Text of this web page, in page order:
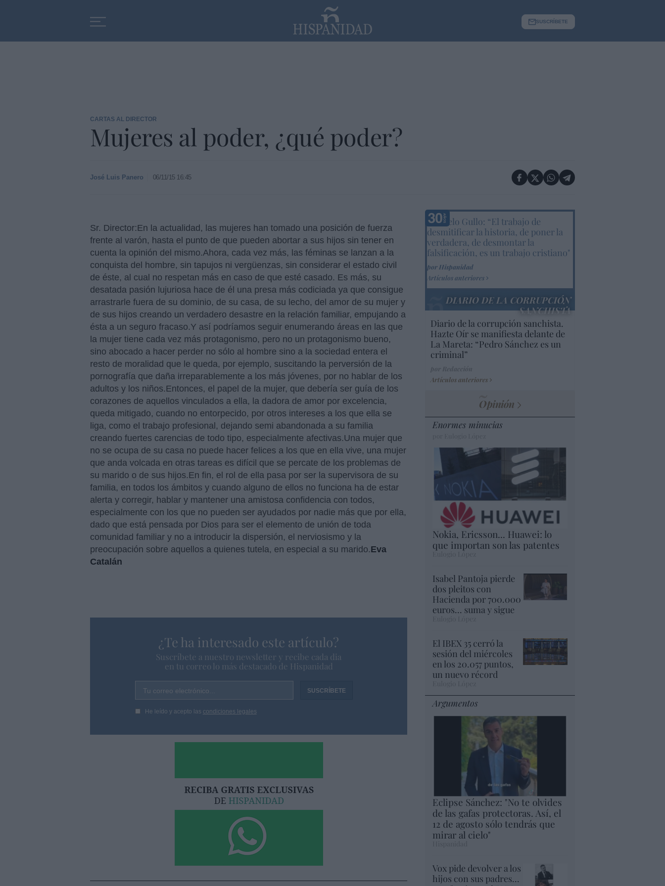
SUSCRÍBETE
CARTAS AL DIRECTOR
Mujeres al poder, ¿qué poder?
José Luis Panero 06/11/15 16:45
Sr. Director:En la actualidad, las mujeres han tomado una posición de fuerza
frente al varón, hasta el punto de que pueden abortar a sus hijos sin tener en
cuenta la opinión del mismo.Ahora, cada vez más, las féminas se lanzan a la
conquista del hombre, sin tapujos ni vergüenzas, sin considerar el estado civil
de éste, al cual no respetan más en caso de que esté casado. Es más, su
desatada pasión lujuriosa hace de él una presa más codiciada ya que consigue
arrastrarle fuera de su dominio, de su casa, de su lecho, del amor de su mujer y
de sus hijos creando un verdadero desastre en la relación familiar, empujando a
ésta a un seguro fracaso.Y así podríamos seguir enumerando áreas en las que
la mujer tiene cada vez más protagonismo, pero no un protagonismo bueno,
sino abocado a hacer perder no sólo al hombre sino a la sociedad entera el
resto de moralidad que le queda, por ejemplo, suscitando la perversión de la
pornografía que daña irreparablemente a los más jóvenes, por no hablar de los
adultos y los niños.Entonces, el papel de la mujer, que debería ser guía de los
corazones de aquellos vinculados a ella, la dadora de amor por excelencia,
queda mitigado, cuando no entorpecido, por otros intereses a los que ella se
liga, como el trabajo profesional, dejando semi abandonada a su familia
creando fuertes carencias de todo tipo, especialmente afectivas.Una mujer que
no se ocupa de su casa no puede hacer felices a los que en ella vive, una mujer
que anda volcada en otras tareas es difícil que se percate de los problemas de
su marido o de sus hijos.En fin, el rol de ella pasa por ser la supervisora de su
familia, en todos los ámbitos y cuando alguno de ellos no funciona ha de estar
alerta y corregir, hablar y mantener una amistosa confidencia con todos,
especialmente con los que no pueden ser ayudados por nadie más que por ella,
dado que está pensada por Dios para ser el elemento de unión de toda
comunidad familiar y no a introducir la dispersión, el nerviosismo y la
preocupación sobre aquellos a quienes tutela, en especial a su marido.Eva
Catalán
¿Te ha interesado este artículo?
Suscríbete a nuestro newsletter y recibe cada dia
en tu correo lo más destacado de Hispanidad
Tu correo electrónico...
He leído y acepto las condiciones legales
Marcelo Gullo: “El trabajo de
desmitificar la historia, de poner la
verdadera, de desmontar la
falsificación, es un trabajo cristiano"
por Hispanidad
Artículos anteriores
DIARIO DE LA CORRUPCIÓN
SANCHISTA
Diario de la corrupción sanchista.
Hazte Oír se manifiesta delante de
La Mareta: “Pedro Sánchez es un
criminal”
Artículos anteriores
Opinión
Enormes minucias
Nokia, Ericsson... Huawei: lo
que importan son las patentes
Eulogio López
Isabel Pantoja pierde
dos pleitos con
Hacienda por 700.000
euros... suma y sigue
El IBEX 35 cerró la
sesión del miércoles
en los 20.057 puntos,
un nuevo récord
Argumentos
Eclipse Sánchez: "No te olvides
de las gafas protectoras. Así, el
12 de agosto sólo tendrás que
mirar al cielo"
Vox pide devolver a los
hijos con sus padres...